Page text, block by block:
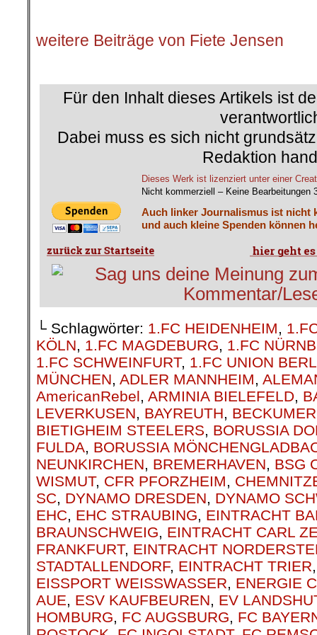
weitere Beiträge von Fiete Jensen
Für den Inhalt dieses Artikels ist
Dabei muss es sich nicht
Redaktion
Dieses Werk ist lizenziert unter einer
Nicht kommerziell – Keine Bearbeitungen
Auch linker Journalismus ist nicht
und auch kleine Spenden können
└ Schlagwörter: 1.FC HEIDENHEIM,
KÖLN, 1.FC MAGDEBURG, 1.FC
1.FC SCHWEINFURT, 1.FC UNION
MÜNCHEN, ADLER MANNHEIM,
AmericanRebel, ARMINIA BIELEFELD,
LEVERKUSEN, BAYREUTH,
BIETIGHEIM STEELERS, BORUSSIA
FULDA, BORUSSIA
NEUNKIRCHEN, BREMERHAVEN, BSG
WISMUT, CFR PFORZHEIM,
SC, DYNAMO DRESDEN, DYNAMO
EHC, EHC STRAUBING, EINTRACHT
BRAUNSCHWEIG, EINTRACHT CARL
FRANKFURT, EINTRACHT
STADTALLENDORF, EINTRACHT TRIER
EISSPORT WEISSWASSER, ENERGIE
AUE, ESV KAUFBEUREN, EV
HOMBURG, FC AUGSBURG, FC